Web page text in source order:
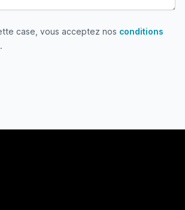
case, vous acceptez nos conditions
case, vous acceptez nos conditions
.